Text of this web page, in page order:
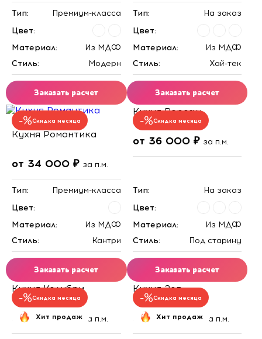
Тип:
Премиум-класса
Цвет:
Материал:
Из МДФ
Стиль:
Модерн
Заказать расчет
Тип:
На заказ
Цвет:
Материал:
Из МДФ
Стиль:
Хай-тек
Заказать расчет
Скидка месяца
Кухня Романтика
от 34 000 ₽ за п.м.
Тип:
Премиум-класса
Цвет:
Материал:
Из МДФ
Стиль:
Кантри
Заказать расчет
Скидка месяца
Кухня Версаль
от 36 000 ₽ за п.м.
Тип:
На заказ
Цвет:
Материал:
Из МДФ
Стиль:
Под старину
Заказать расчет
Скидка месяца
Хит продаж
Кухня Колибри
от 34 000 ₽ за п.м.
Скидка месяца
Хит продаж
Кухня Зов
от 34 000 ₽ за п.м.